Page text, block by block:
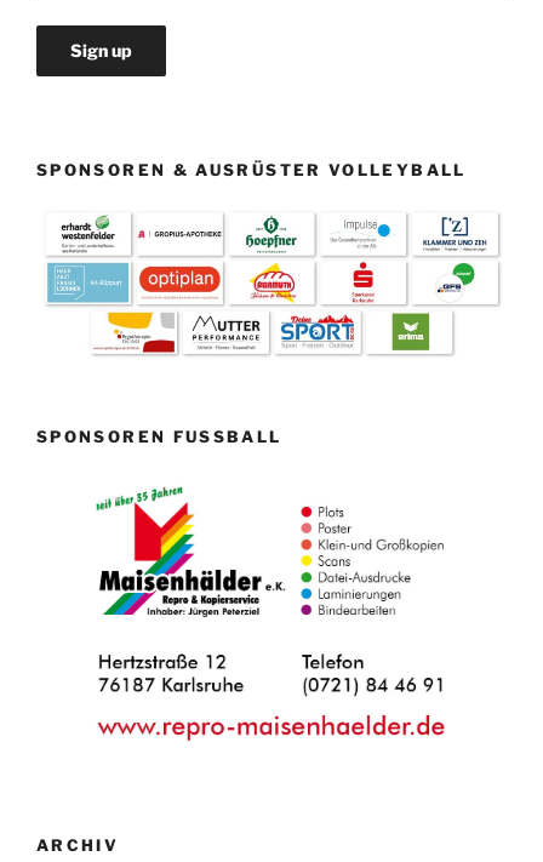
SPONSOREN & AUSRÜSTER VOLLEYBALL
SPONSOREN FUSSBALL
ARCHIV